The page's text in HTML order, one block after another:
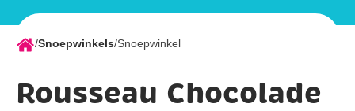
/Snoepwinkels/Snoepwinkel
Rousseau Chocolade